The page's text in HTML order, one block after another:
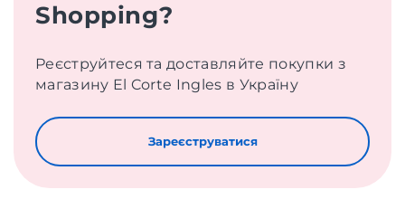
Shopping?
Реєструйтеся та доставляйте покупки з
магазину El Corte Ingles в Україну
Зареєструватися